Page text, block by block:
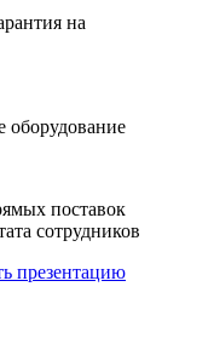
на
оборудование
поставок
сотрудников
презентацию